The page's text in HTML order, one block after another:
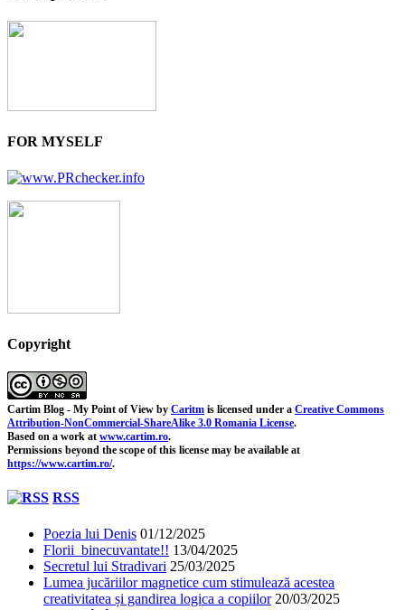
FOR MYSELF
Copyright
Cartim Blog - My Point of View by Caritm is licensed under a Creative Commons
Attribution-NonCommercial-ShareAlike 3.0 Romania License.
Based on a work at www.cartim.ro.
Permissions beyond the scope of this license may be available at
https://www.cartim.ro/.
RSS
Poezia lui Denis 01/12/2025
Florii binecuvantate!! 13/04/2025
Secretul lui Stradivari 25/03/2025
Lumea jucăriilor magnetice cum stimulează acestea
creativitatea și gandirea logica a copiilor 20/03/2025